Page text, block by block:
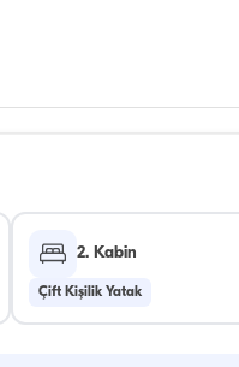
2. Kabin
Çift Kişilik Yatak